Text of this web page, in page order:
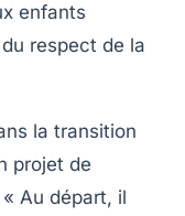
enfants
respect de la
la transition
projet de
Au départ, il